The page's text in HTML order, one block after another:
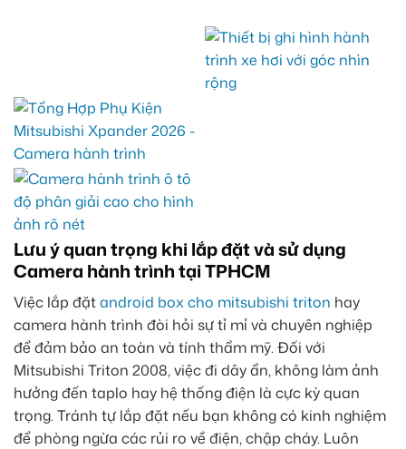
Lưu ý quan trọng khi lắp đặt và sử dụng
Camera hành trình tại TPHCM
Việc lắp đặtandroid box cho mitsubishi triton hay
camera hành trình đòi hỏi sự tỉ mỉ và chuyên nghiệp
để đảm bảo an toàn và tính thẩm mỹ. Đối với
Mitsubishi Triton 2008, việc đi dây ẩn, không làm ảnh
hưởng đến taplo hay hệ thống điện là cực kỳ quan
trọng. Tránh tự lắp đặt nếu bạn không có kinh nghiệm
để phòng ngừa các rủi ro về điện, chập cháy. Luôn